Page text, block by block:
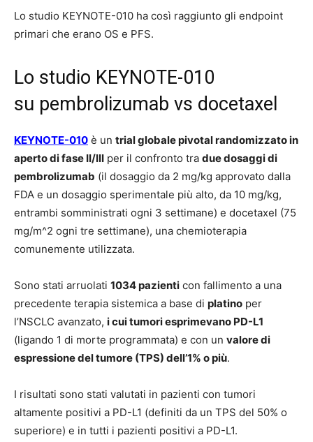
Lo studio KEYNOTE-010 ha così raggiunto gli endpoint
primari che erano OS e PFS.
Lo studio KEYNOTE-010
su pembrolizumab vs docetaxel
KEYNOTE-010 è un trial globale pivotal randomizzato in
aperto di fase II/III per il confronto tra due dosaggi di
pembrolizumab (il dosaggio da 2 mg/kg approvato dalla
FDA e un dosaggio sperimentale più alto, da 10 mg/kg,
entrambi somministrati ogni 3 settimane) e docetaxel (75
mg/m^2 ogni tre settimane), una chemioterapia
comunemente utilizzata.
Sono stati arruolati 1034 pazienti con fallimento a una
precedente terapia sistemica a base di platino per
l’NSCLC avanzato, i cui tumori esprimevano PD-L1
(ligando 1 di morte programmata) e con un valore di
espressione del tumore (TPS) dell’1% o più.
I risultati sono stati valutati in pazienti con tumori
altamente positivi a PD-L1 (definiti da un TPS del 50% o
superiore) e in tutti i pazienti positivi a PD-L1.